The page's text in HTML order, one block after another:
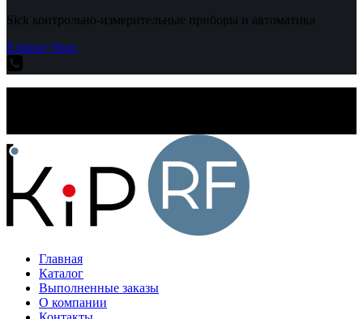
Sick контрольно-измерительные приборы и автоматика
Explore Shop
Главная
Каталог
Выполненные заказы
О компании